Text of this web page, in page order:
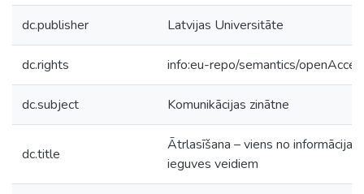
dc.publisher Latvijas Universitāte
dc.rights info:eu-repo/semantics/
dc.subject Komunikācijas zinātne
dc.title
Ātrlasīšana – viens no informācijas
ieguves veidiem